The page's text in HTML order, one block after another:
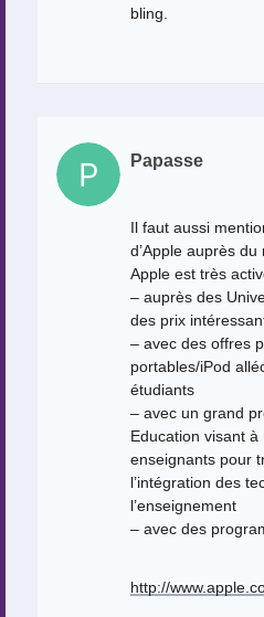
bling.
Papasse
Il faut aussi
d’Apple auprès du
Apple est très
– auprès des
des prix
– avec des offres
portables/iPod
étudiants
– avec un grand
Education visant
enseignants pour
l’intégration des
l’enseignement
– avec des
http://